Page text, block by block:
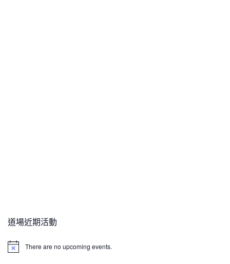
道場近期活動
N
There are no upcoming events.